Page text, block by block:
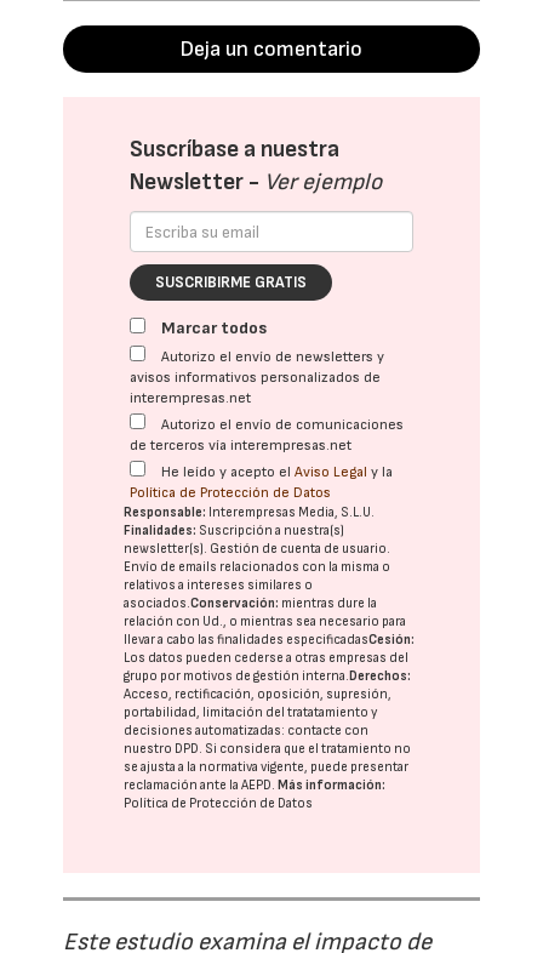
Deja un comentario
Suscríbase a nuestra
Newsletter - Ver ejemplo
SUSCRIBIRME GRATIS
Marcar todos
Autorizo el envío de newsletters y
avisos informativos personalizados de
interempresas.net
Autorizo el envío de comunicaciones
de terceros vía interempresas.net
He leído y acepto elAviso Legal y la
Política de Protección de Datos
Responsable: Interempresas Media, S.L.U.
Finalidades: Suscripción a nuestra(s)
newsletter(s). Gestión de cuenta de usuario.
Envío de emails relacionados con la misma o
relativos a intereses similares o
asociados.Conservación: mientras dure la
relación con Ud., o mientras sea necesario para
llevar a cabo las finalidades especificadasCesión:
Los datos pueden cederse a otras empresas del
grupo por motivos de gestión interna.Derechos:
Acceso, rectificación, oposición, supresión,
portabilidad, limitación del tratatamiento y
decisiones automatizadas: contacte con
nuestro DPD. Si considera que el tratamiento no
se ajusta a la normativa vigente, puede presentar
reclamación ante laAEPD.Más información:
Política de Protección de Datos
Este estudio examina el impacto de